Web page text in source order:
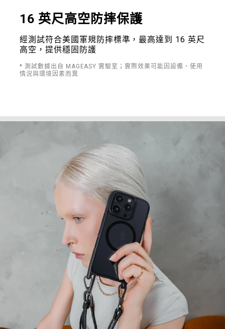
16 英尺高空防摔保護
經測試符合美國軍規防摔標準，最高達到 16 英尺
高空，提供穩固防護
* 測試數據出自 MAGEASY 實驗室；實際效果可能因設備、使用
情況與環境因素而異